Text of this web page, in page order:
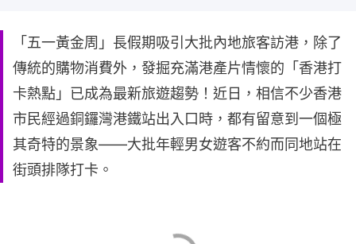
「五一黃金周」長假期吸引大批內地旅客訪港，除了
傳統的購物消費外，發掘充滿港產片情懷的「香港打
卡熱點」已成為最新旅遊趨勢！近日，相信不少香港
市民經過銅鑼灣港鐵站出入口時，都有留意到一個極
其奇特的景象——大批年輕男女遊客不約而同地站在
街頭排隊打卡。